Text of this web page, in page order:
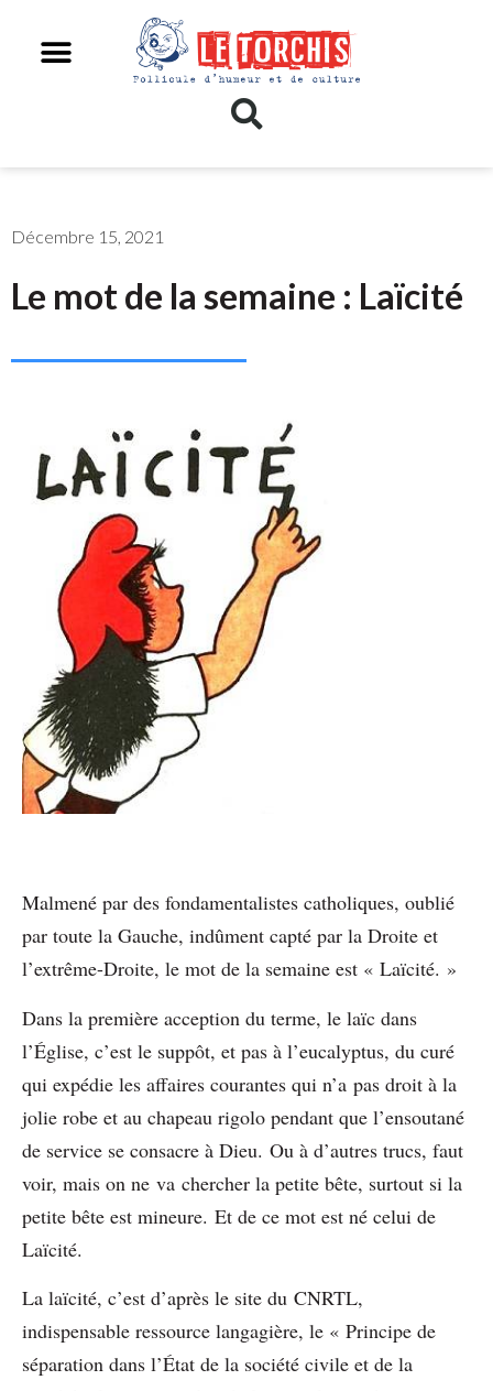
Décembre 15, 2021
Le mot de la semaine : Laïcité
Malmené par des fondamentalistes catholiques, oublié
par toute la Gauche, indûment capté par la Droite et
l’extrême-Droite, le mot de la semaine est « Laïcité. »
Dans la première acception du terme, le laïc dans
l’Église, c’est le suppôt, et pas à l’eucalyptus, du curé
qui expédie les affaires courantes qui n’a pas droit à la
jolie robe et au chapeau rigolo pendant que l’ensoutané
de service se consacre à Dieu. Ou à d’autres trucs, faut
voir, mais on ne va chercher la petite bête, surtout si la
petite bête est mineure. Et de ce mot est né celui de
Laïcité.
La laïcité, c’est d’après le site du CNRTL,
indispensable ressource langagière, le « Principe de
séparation dans l’État de la société civile et de la